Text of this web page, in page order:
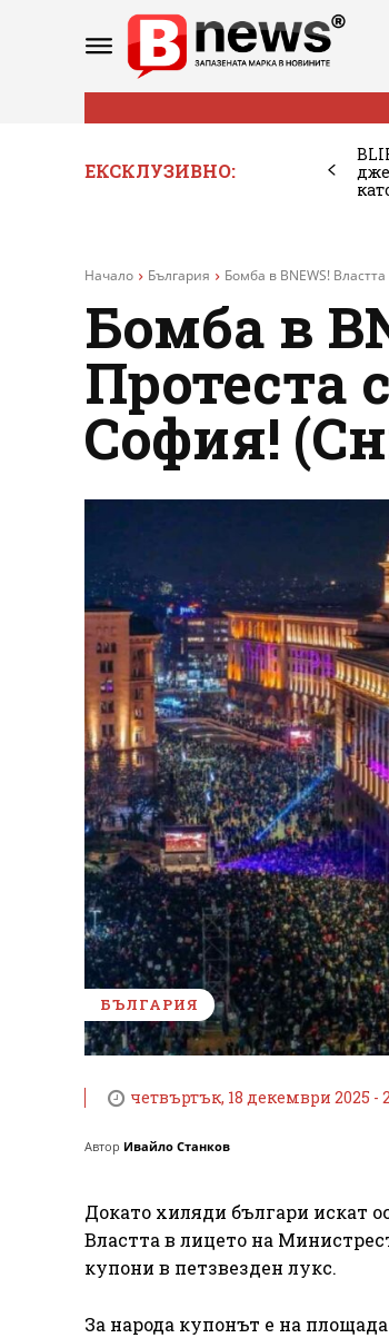
ЕКСКЛУЗИВНО:
Начало България Бомба в BNEWS!
Бомба в
Протеста
София!
БЪЛГАРИЯ
четвъртък, 18 декември 2025 -
Автор Ивайло Станков
Докато хиляди българи искат
Властта в лицето на
купони в петзвезден лукс.
За народа купонът е на